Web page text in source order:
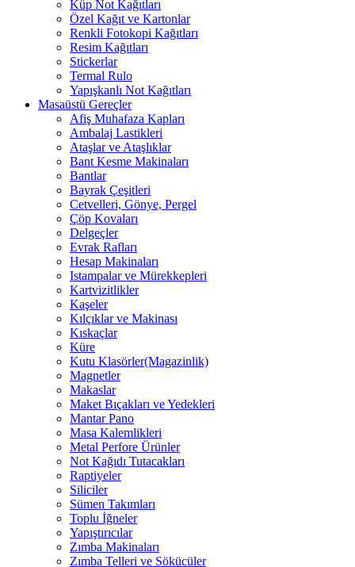
Küp Not Kağıtları
Özel Kağıt ve Kartonlar
Renkli Fotokopi Kağıtları
Resim Kağıtları
Stickerlar
Termal Rulo
Yapışkanlı Not Kağıtları
Masaüstü Gereçler
Afiş Muhafaza Kapları
Ambalaj Lastikleri
Ataşlar ve Ataşlıklar
Bant Kesme Makinaları
Bantlar
Bayrak Çeşitleri
Cetvelleri, Gönye, Pergel
Çöp Kovaları
Delgeçler
Evrak Rafları
Hesap Makinaları
Istampalar ve Mürekkepleri
Kartvizitlikler
Kaşeler
Kılçıklar ve Makinası
Kıskaçlar
Küre
Kutu Klasörler(Magazinlik)
Magnetler
Makaslar
Maket Bıçakları ve Yedekleri
Mantar Pano
Masa Kalemlikleri
Metal Perfore Ürünler
Not Kağıdı Tutacakları
Raptiyeler
Siliciler
Sümen Takımları
Toplu İğneler
Yapıştırıcılar
Zımba Makinaları
Zımba Telleri ve Sökücüler